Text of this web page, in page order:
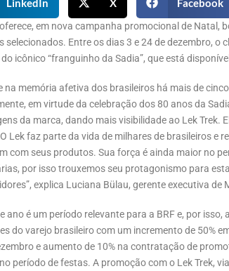
LinkedIn X Facebook
em nova campanha promocional de Natal,
selecionados. Entre os dias 3 e 24 de dezembro, o
icônico “franguinho da Sadia”, que está
na memória afetiva dos brasileiros há mais de
em virtude da celebração dos 80 anos da
da marca, dando mais visibilidade ao Lek
Lek faz parte da vida de milhares de brasileiros e
com seus produtos. Sua força é ainda maior no
por isso trouxemos seu protagonismo para
explica Luciana Bülau, gerente executiva de
ano é um período relevante para a BRF e, por
do varejo brasileiro com um incremento de 50%
e aumento de 10% na contratação de
período de festas. A promoção com o Lek Trek,